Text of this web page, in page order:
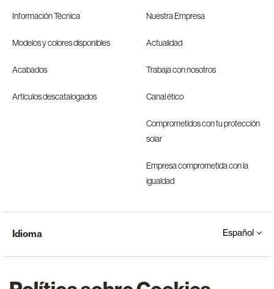
Información Técnica
Modelos y colores disponibles
Acabados
Artículos descatalogados
Nuestra Empresa
Actualidad
Trabaja con nosotros
Canal ético
Comprometidos con tu protección
solar
Empresa comprometida con la
igualdad
Idioma Español